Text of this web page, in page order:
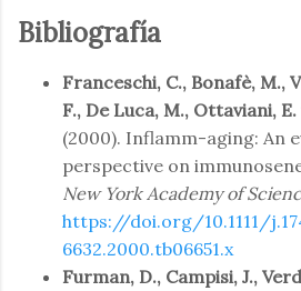
Bibliografía
Franceschi, C., Bonafè, M.,
F., De Luca, M., Ottaviani,
(2000). Inflamm-aging: An
perspective on
New York Academy of
https://doi.org/10.1111/
6632.2000.tb06651.x
Furman, D., Campisi, J.,